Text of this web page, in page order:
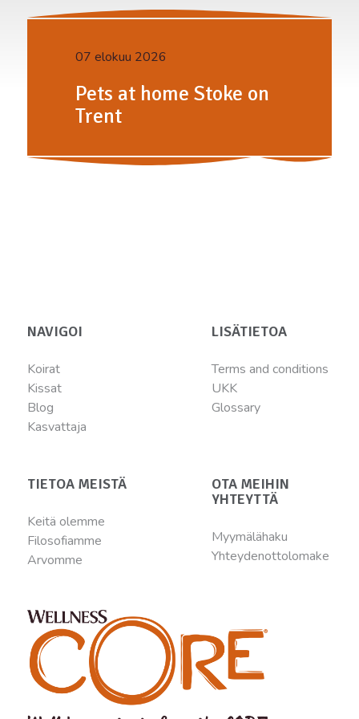
07 elokuu 2026
Pets at home Stoke on
Trent
NAVIGOI
Koirat
Kissat
Blog
Kasvattaja
LISÄTIETOA
Terms and conditions
UKK
Glossary
TIETOA MEISTÄ
Keitä olemme
Filosofiamme
Arvomme
OTA MEIHIN
YHTEYTTÄ
Myymälähaku
Yhteydenottolomake